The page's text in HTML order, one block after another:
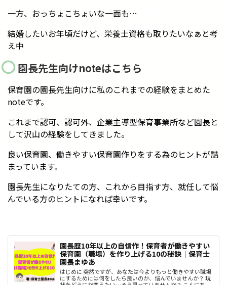
一方、おっちょこちょいな一面も…
結婚したいお年頃だけど、栄養士資格も取りたいなぁと考
え中
園長先生向けnoteはこちら
保育園の園長先生向けに私のこれまでの経験をまとめた
noteです。
これまで認可、認可外、企業主導型保育事業所など園長と
して沢山の経験をしてきました。
良い保育園、働きやすい保育園作りをする為のヒントが詰
まっています。
園長先生になりたての方、これから目指す方、就任して悩
んでいる方のヒントになれば幸いです。
園長歴10年以上の自信作！保育者が働きやすい
保育園（職場）を作り上げる10の秘訣｜保育士
園長まゆあ
はじめに 突然ですが、あなたは今よりもっと働きやすい職場
にするためには何をしたら良いのか、悩んでいませんか？ 現